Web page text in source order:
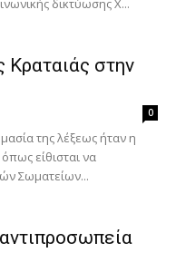
δικτύωσης X...
Κραταιάς στην
0
της λέξεως ήταν η
είθισται να
Σωματείων...